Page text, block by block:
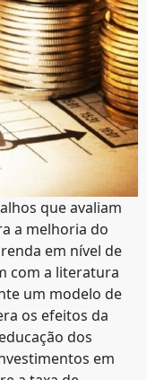
que avaliam
a melhoria do
em nível de
com a literatura
um modelo de
os efeitos da
dos
em